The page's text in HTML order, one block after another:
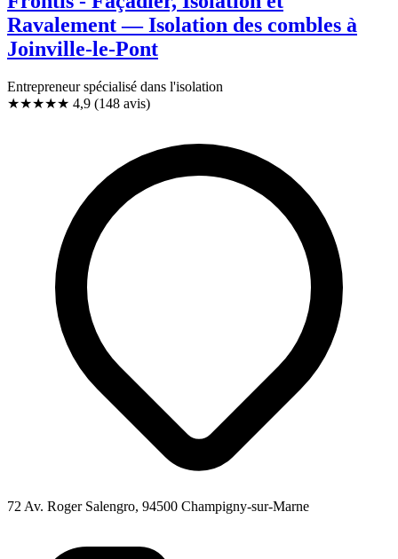
Ravalement — Isolation des combles à
Joinville-le-Pont
Entrepreneur spécialisé dans l'isolation
★★★★★ 4,9 (148 avis)
72 Av. Roger Salengro, 94500 Champigny-sur-Marne